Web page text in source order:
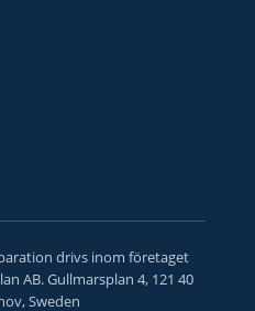
drivs inom företaget
AB. Gullmarsplan 4, 121 40
Sweden